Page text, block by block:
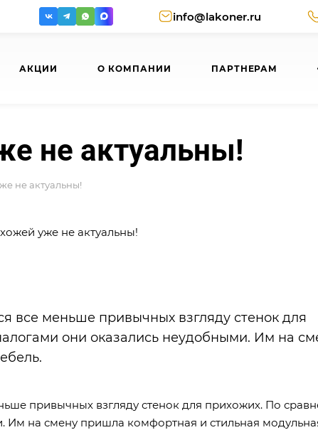
info@lakoner.ru
АКЦИИ О КОМПАНИИ ПАРТНЕРАМ
не актуальны!
не актуальны!
все меньше привычных взгляду стенок для
они оказались неудобными. Им на
привычных взгляду стенок для прихожих. По
на смену пришла комфортная и стильная